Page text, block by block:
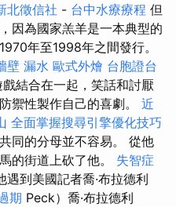
北徵信社 - 台中水療療程 但
因為國家羔羊是一本典型的
年至1998年之間發行。
壁 漏水 歐式外燴 台胞證台
結合在一起，笑話和討厭
禦性製作自己的喜劇。 近
全面掌握搜尋引擎優化技巧
同的分母並不容易。 從他
的街道上砍了他。 失智症
遇到美國記者喬·布拉德利
期 Peck）喬·布拉德利